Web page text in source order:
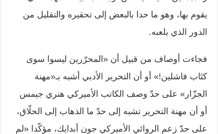
يقوم بها، وهو ما حدا بالبعض إلى تحقيره والتقليل من
الدور الذي يلعبه.
فجاءت أوصاف من قبيل أن «المحرّرين ليسوا سوى
كتَاب فاشلين!» أو أن التحرير الأدبي أشبه بـ«مهنة
الجزّار» على حدّ وصف الكاتب الأميركي هنري جيمس
أو أن مهنة التحرير تشبه إلى حدّ ما الذهاب إلى الحلّاق،
على حدّ زعم الروائي الأميركي جون أبدايك، مؤكّدا «لم